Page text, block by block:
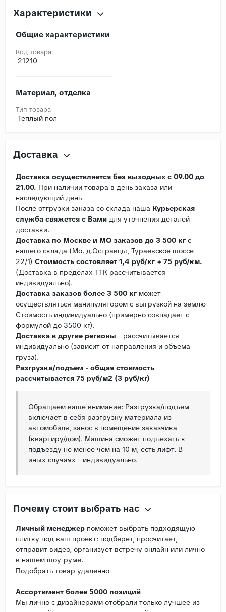
Характеристики
Общие характеристики
Код товара
21210
Материал, отделка
Тип товара
Теплый пол
Доставка
Доставка осуществляется без выходных с 09.00 до
21.00. При наличии товара в день заказа или
наследующий день
После отгрузки заказа со склада наша Курьерская
служба свяжется с Вами для уточнения деталей
доставки.
Доставка по Москве и МО заказов до 3 500 кг с
нашего склада (Мо. д.Остравцы, Тураевское шоссе
22/1) Стоимость состовляет 1,4 руб/кг + 75 руб/км.
(Доставка в пределах ТТК рассчитывается
индивидуально).
Доставка заказов более 3 500 кг может
осуществляться манипулятором с выгрузкой на землю
Стоимость индивидуально (примерно совпадает с
формулой до 3500 кг).
Доставка в другие регионы - рассчитывается
индивидуально (зависит от направления и объема
груза).
Разгрузка/подъем - общая стоимость
рассчитывается 75 руб/м2 (3 руб/кг)
Обращаем ваше внимание: Разгрузка/подъем
включает в себя разгрузку материала из
автомобиля, занос в помещение заказчика
(квартиру/дом). Машина сможет подъехать к
подъезду не менее чем на 10 м, есть лифт. В
иных случаях - индивидуально.
Почему стоит выбрать нас
Личный менеджер поможет выбрать подходящую
плитку под ваш проект: подберет, просчитает,
отправит видео, организует встречу онлайн или лично
в нашем шоу-руме.
Подобрать товар удаленно
Ассортимент более 5000 позиций
Мы лично с дизайнерами отобрали только лучшее из